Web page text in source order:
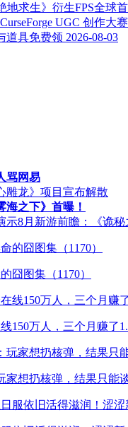
地求生》衍生FPS全球
UGC 创作大
道具免费领 2026-08-03
骂网易
雕龙》项目宣布解散
海之下》首曝！
示8月新游前瞻：《诡
囧图集（1170）
150万人，三个月赚了
家想扔核弹，结果只能